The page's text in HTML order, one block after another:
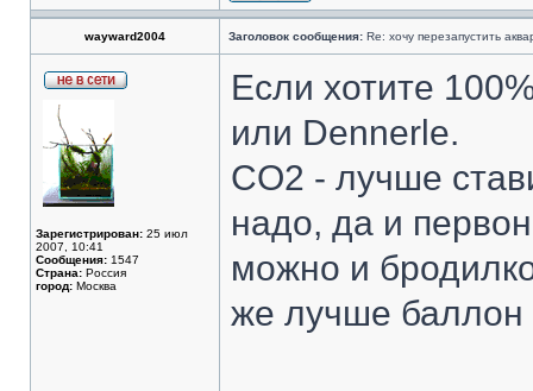
wayward2004 Заголовок сообщения: Re: хочу перезапустить
Зарегистрирован: 25 июл
2007, 10:41
Сообщения: 1547
Страна: Россия
город: Москва
Если хотите
или Dennerle.
CO2 - лучше
надо, да и
можно и
же лучше баллон